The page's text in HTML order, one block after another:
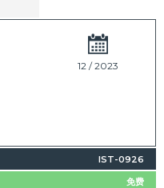
12 / 2023
IST-0926
免费